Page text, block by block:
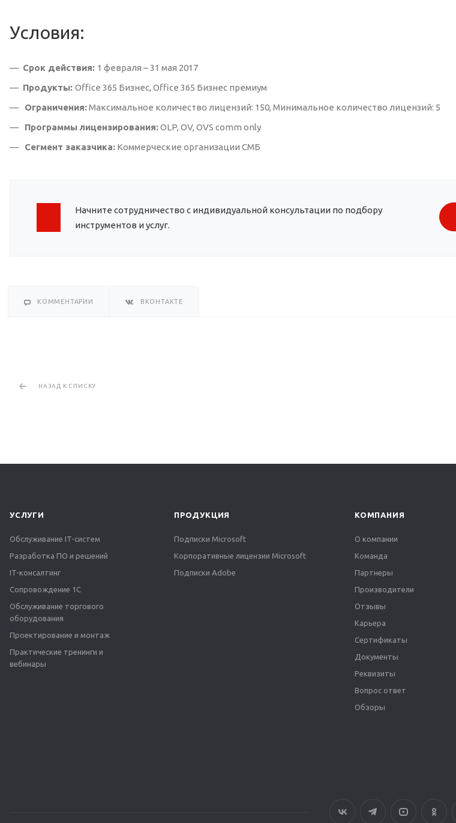
Условия:
Срок действия: 1 февраля – 31 мая 2017
Продукты: Office 365 Бизнес, Office 365 Бизнес премиум
Ограничения:Максимальное количество лицензий: 150, Минимальное количество лицензий: 5
Программы лицензирования:OLP, OV, OVS comm only
Сегмент заказчика: Коммерческие организации СМБ
Начните сотрудничество с индивидуальной консультации по подбору
инструментов и услуг.
КОММЕНТАРИИ ВКОНТАКТЕ
НАЗАД К СПИСКУ
УСЛУГИ
Обслуживание IT-систем
Разработка ПО и решений
IT-консалтинг
Сопровождение 1С
Обслуживание торгового
оборудования
Проектирование и монтаж
Практические тренинги и
вебинары
ПРОДУКЦИЯ
Подписки Microsoft
Корпоративные лицензии Microsoft
Подписки Adobe
КОМПАНИЯ
О компании
Команда
Партнеры
Производители
Отзывы
Карьера
Сертификаты
Документы
Реквизиты
Вопрос ответ
Обзоры